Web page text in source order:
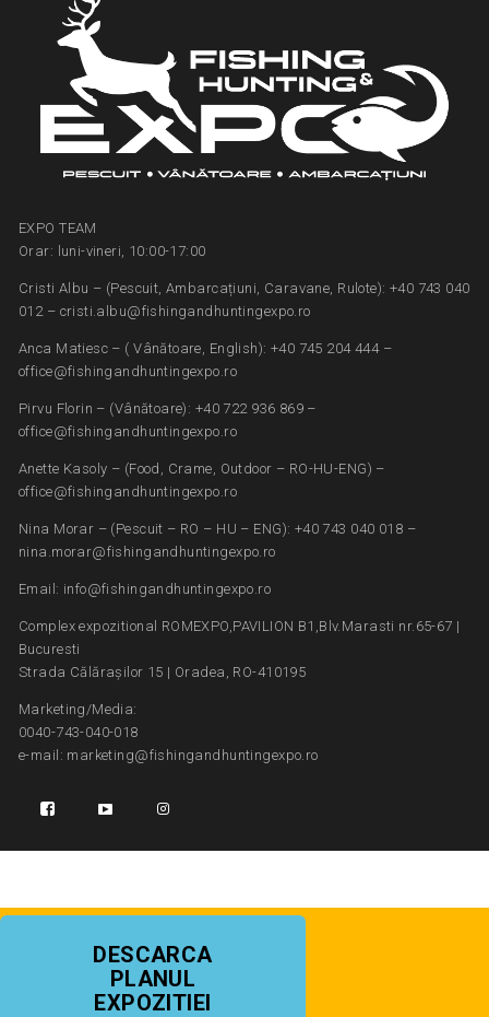
EXPO TEAM
Orar: luni-vineri, 10:00-17:00
Cristi Albu – (Pescuit, Ambarcațiuni, Caravane, Rulote): +40 743 040
012 – cristi.albu@fishingandhuntingexpo.ro
Anca Matiesc – ( Vânătoare, English): +40 745 204 444 –
office@fishingandhuntingexpo.ro
Pirvu Florin – (Vânătoare): +40 722 936 869 –
office@fishingandhuntingexpo.ro
Anette Kasoly – (Food, Crame, Outdoor – RO-HU-ENG) –
office@fishingandhuntingexpo.ro
Nina Morar – (Pescuit – RO – HU – ENG): +40 743 040 018 –
nina.morar@fishingandhuntingexpo.ro
Email: info@fishingandhuntingexpo.ro
Complex expozitional ROMEXPO,PAVILION B1,Blv.Marasti nr.65-67 |
Bucuresti
Strada Călărașilor 15 | Oradea, RO-410195
Marketing/Media:
0040-743-040-018
e-mail: marketing@fishingandhuntingexpo.ro
DESCARCA
PLANUL
EXPOZITIEI